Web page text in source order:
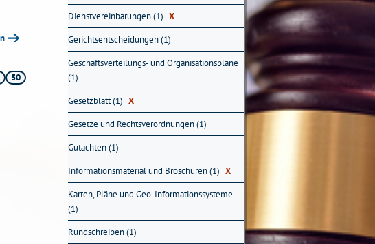
50
Dienstvereinbarungen (1) X
Gerichtsentscheidungen (1)
Geschäftsverteilungs- und Organisationspläne
(1)
Gesetzblatt (1) X
Gesetze und Rechtsverordnungen (1)
Gutachten (1)
Informationsmaterial und Broschüren (1) X
Karten, Pläne und Geo-Informationssysteme
(1)
Rundschreiben (1)